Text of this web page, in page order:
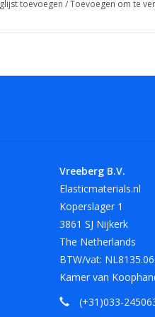
van 180 mm in het rood,
toevoegen /Toevoegen om te
Vreeberg B.V.
Elasticmaterials.nl
Koperslager 1
3861 SJ Nijkerk
The Netherlands
BTW/vat:
Kamer van
(+31)033-